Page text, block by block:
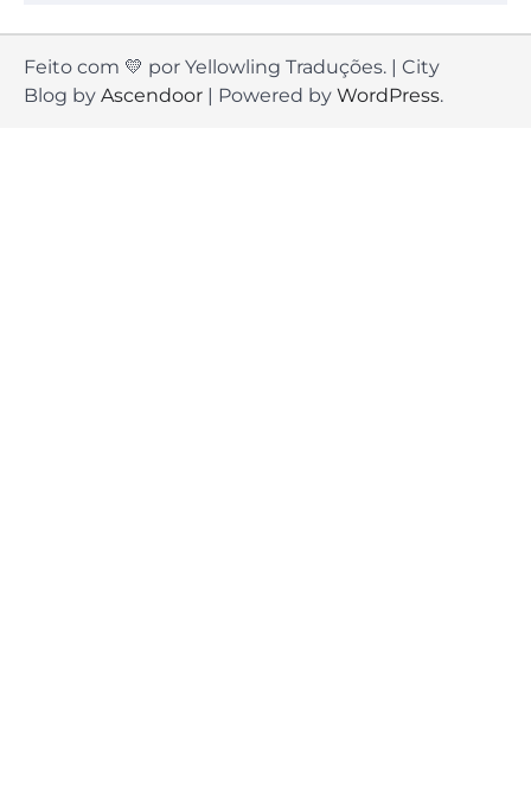
Feito com 💛 por Yellowling Traduções. | City
Blog by Ascendoor | Powered by WordPress.